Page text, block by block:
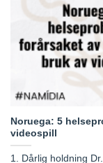
Noruega: 5
videospill
1. Dårlig holdning